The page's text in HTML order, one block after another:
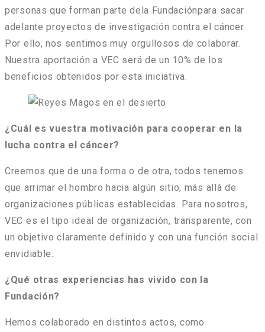
personas que forman parte dela Fundaciónpara sacar
adelante proyectos de investigación contra el cáncer.
Por ello, nos sentimos muy orgullosos de colaborar.
Nuestra aportación a VEC será de un 10% de los
beneficios obtenidos por esta iniciativa.
¿Cuál es vuestra motivación para cooperar en la
lucha contra el cáncer?
Creemos que de una forma o de otra, todos tenemos
que arrimar el hombro hacia algún sitio, más allá de
organizaciones públicas establecidas. Para nosotros,
VEC es el tipo ideal de organización, transparente, con
un objetivo claramente definido y con una función social
envidiable.
¿Qué otras experiencias has vivido con la
Fundación?
Hemos colaborado en distintos actos, como